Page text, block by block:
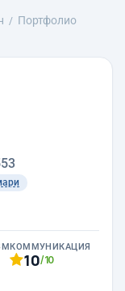
Портфолио
КОММУНИКАЦИЯ
10/10